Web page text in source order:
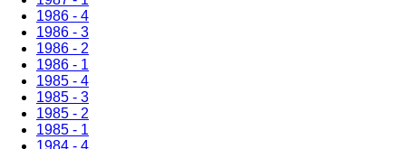
1986 - 4
1986 - 3
1986 - 2
1986 - 1
1985 - 4
1985 - 3
1985 - 2
1985 - 1